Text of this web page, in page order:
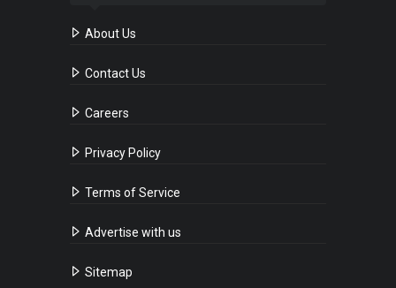
About Us
Contact Us
Careers
Privacy Policy
Terms of Service
Advertise with us
Sitemap